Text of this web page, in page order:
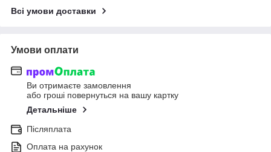
Всі умови доставки
Умови оплати
Ви отримаєте замовлення
або гроші повернуться на вашу картку
Детальніше
Післяплата
Оплата на рахунок